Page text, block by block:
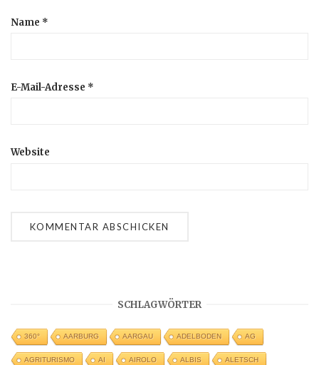
Name *
E-Mail-Adresse *
Website
SCHLAGWÖRTER
360° AARBURG AARGAU ADELBODEN AG
AGRITURISMO AI AIROLO ALBIS ALETSCH